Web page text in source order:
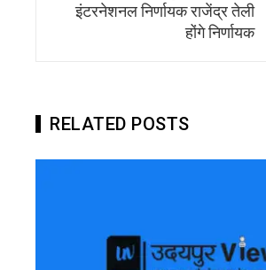
इंटरनेशनल निर्णायक राजेंद्र तेली
होंगे निर्णायक
RELATED POSTS